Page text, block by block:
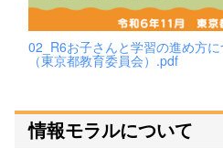
02_R6お子さんと学習の進め方
（東京都教育委員会）.pdf
情報モラルについて